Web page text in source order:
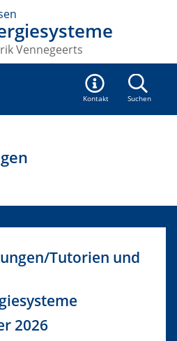
Vennegeerts
Kontakt Suchen
Tutorien und
2026